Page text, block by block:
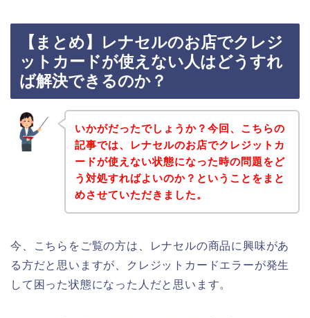
【まとめ】レナセルのお店でクレジ
ットカードが使えない人はどうすれ
ば解決できるのか？
いかがだったでしょうか？今回、こちらの
記事では、レナセルのお店でクレジットカ
ードが使えない状態になった時の問題をど
う対処すればよいのか？ということをまと
めさせていただきました。
今、こちらをご覧の方は、レナセルの商品に興味があ
る方だと思いますが、クレジットカードエラーが発生
して困った状態になった人だと思います。